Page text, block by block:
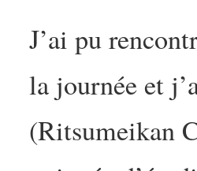
J’ai pu
la journée et
(Ritsumeikan